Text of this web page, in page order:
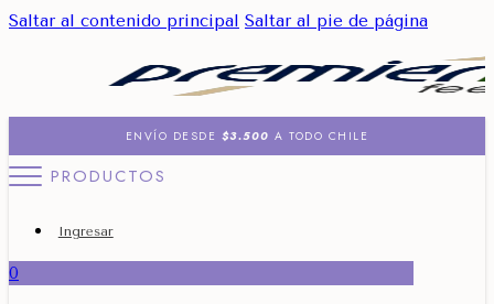
Saltar al contenido principal Saltar al pie de página
ENVÍO DESDE $3.500 A TODO CHILE
PRODUCTOS
Ingresar
0